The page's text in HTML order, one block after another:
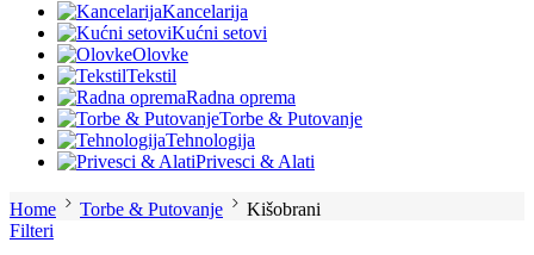
Kancelarija
Kućni setovi
Olovke
Tekstil
Radna oprema
Torbe & Putovanje
Tehnologija
Privesci & Alati
Home Torbe & Putovanje
Kišobrani
Filteri